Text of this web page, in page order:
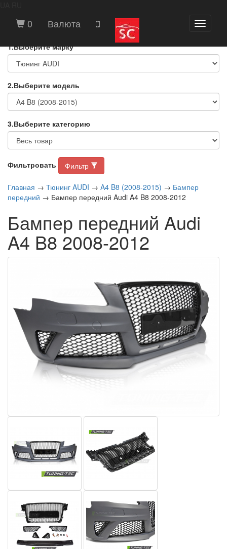
Toggle
0 Валюта
ВЫБЕРИТЕ МАРКУ И МОДЕЛЬ
АВТОМОБИЛЯ
1.Выберите марку
2.Выберите модель
3.Выберите категорию
Фильтровать Фильтр
Главная → Тюнинг AUDI → A4 B8 (2008-2015) → Бампер
передний → Бампер передний Audi A4 B8 2008-2012
Бампер передний Audi
A4 B8 2008-2012